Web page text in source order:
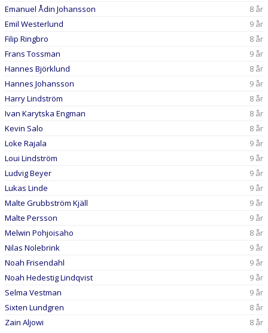
DOKUMENT
KONTAKT
Emanuel Ådin Johansson
8 år
Emil Westerlund
9 år
Filip Ringbro
8 år
Frans Tossman
9 år
Hannes Björklund
8 år
Hannes Johansson
9 år
Harry Lindström
8 år
Ivan Karytska Engman
8 år
Kevin Salo
8 år
Loke Rajala
9 år
Loui Lindström
9 år
Ludvig Beyer
9 år
Lukas Linde
9 år
Malte Grubbström Kjäll
9 år
Malte Persson
9 år
Melwin Pohjoisaho
8 år
Nilas Nolebrink
9 år
Noah Frisendahl
9 år
Noah Hedestig Lindqvist
9 år
Selma Vestman
9 år
Sixten Lundgren
8 år
Zain Aljowi
8 år